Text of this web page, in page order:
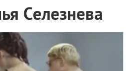
Селезнева